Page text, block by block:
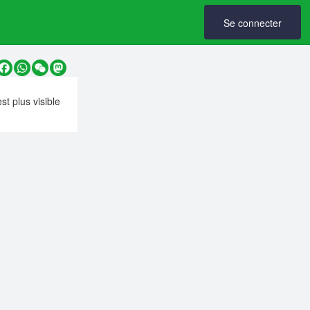
Se connecter
Facebook
WhatsApp
WeChatMastodon
plus visible